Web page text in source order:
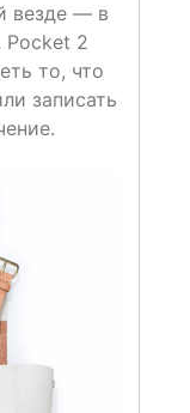
везде — в
Pocket 2
то, что
записать